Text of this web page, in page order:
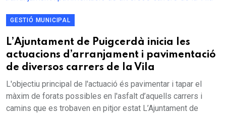
GESTIÓ MUNICIPAL
L’Ajuntament de Puigcerdà inicia les
actuacions d’arranjament i pavimentació
de diversos carrers de la Vila
L'objectiu principal de l'actuació és pavimentar i tapar el
màxim de forats possibles en l'asfalt d’aquells carrers i
camins que es trobaven en pitjor estat L’Ajuntament de